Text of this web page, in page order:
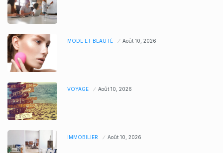
MODE ET BEAUTÉ Août 10, 2026
VOYAGE Août 10, 2026
IMMOBILIER Août 10, 2026